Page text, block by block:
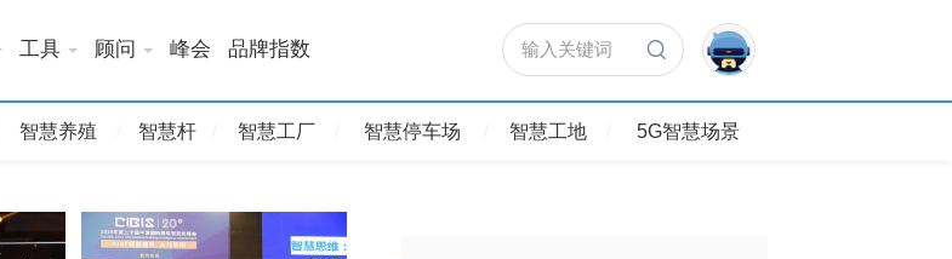
工具 顾问 峰会 品牌指数 输入关键词
智慧养殖 智慧杆 智慧工厂 智慧停车场 智慧工地 5G智慧场景